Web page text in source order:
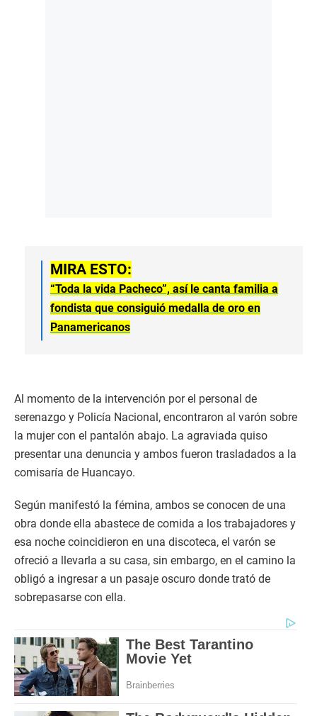
MIRA ESTO:
“Toda la vida Pacheco”, así le canta familia a
fondista que consiguió medalla de oro en
Panamericanos
Al momento de la intervención por el personal de
serenazgo y Policía Nacional, encontraron al varón sobre
la mujer con el pantalón abajo. La agraviada quiso
presentar una denuncia y ambos fueron trasladados a la
comisaría de Huancayo.
Según manifestó la fémina, ambos se conocen de una
obra donde ella abastece de comida a los trabajadores y
esa noche coincidieron en una discoteca, el varón se
ofreció a llevarla a su casa, sin embargo, en el camino la
obligó a ingresar a un pasaje oscuro donde trató de
sobrepasarse con ella.